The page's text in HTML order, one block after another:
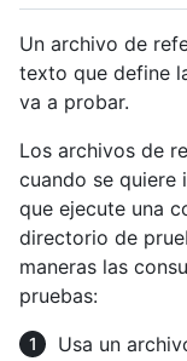
Un archivo de
texto que define
va a probar.
Los archivos de
cuando se quiere
que ejecute una
directorio de
maneras las
pruebas:
Usa un